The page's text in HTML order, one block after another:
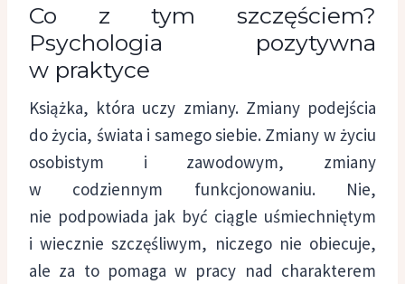
Co z tym szczęściem?
Psychologia pozytywna
w praktyce
Książka, która uczy zmiany. Zmiany podejścia
do życia, świata i samego siebie. Zmiany w życiu
osobistym i zawodowym, zmiany
w codziennym funkcjonowaniu. Nie,
nie podpowiada jak być ciągle uśmiechniętym
i wiecznie szczęśliwym, niczego nie obiecuje,
ale za to pomaga w pracy nad charakterem